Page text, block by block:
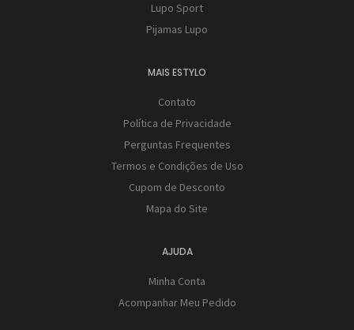
Lupo Sport
Pijamas Lupo
MAIS ESTYLO
Contato
Política de Privacidade
Perguntas Frequentes
Termos e Condições de Uso
Cupom de Desconto
Mapa do Site
AJUDA
Minha Conta
Acompanhar Meu Pedido